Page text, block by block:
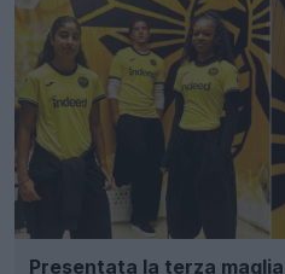
Presentata la terza